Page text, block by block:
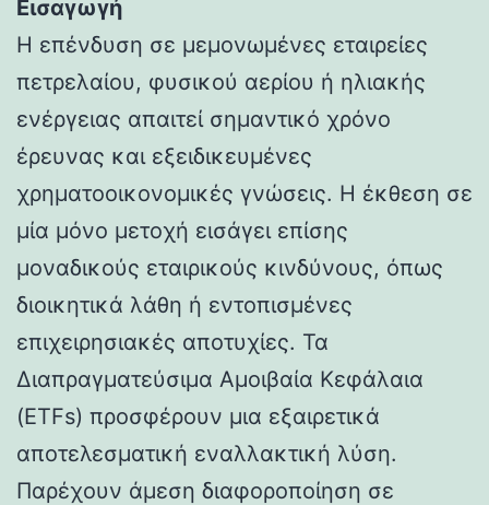
Εισαγωγή
Η επένδυση σε μεμονωμένες εταιρείες
πετρελαίου, φυσικού αερίου ή ηλιακής
ενέργειας απαιτεί σημαντικό χρόνο
έρευνας και εξειδικευμένες
χρηματοοικονομικές γνώσεις. Η έκθεση σε
μία μόνο μετοχή εισάγει επίσης
μοναδικούς εταιρικούς κινδύνους, όπως
διοικητικά λάθη ή εντοπισμένες
επιχειρησιακές αποτυχίες. Τα
Διαπραγματεύσιμα Αμοιβαία Κεφάλαια
(ETFs) προσφέρουν μια εξαιρετικά
αποτελεσματική εναλλακτική λύση.
Παρέχουν άμεση διαφοροποίηση σε